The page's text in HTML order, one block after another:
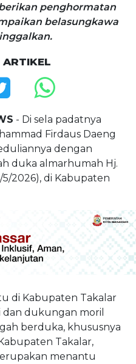
penghormatan
belasungkawa
ARTIKEL
- Di sela padatnya
Firdaus Daeng
dengan
duka almarhumah Hj.
5/2026), di Kabupaten
di Kabupaten Takalar
dukungan moril
berduka, khususnya
Takalar,
menantu